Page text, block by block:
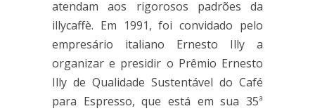
atendam aos rigorosos padrões da
illycaffè. Em 1991, foi convidado pelo
empresário italiano Ernesto Illy a
organizar e presidir o Prêmio Ernesto
Illy de Qualidade Sustentável do Café
para Espresso, que está em sua 35ª